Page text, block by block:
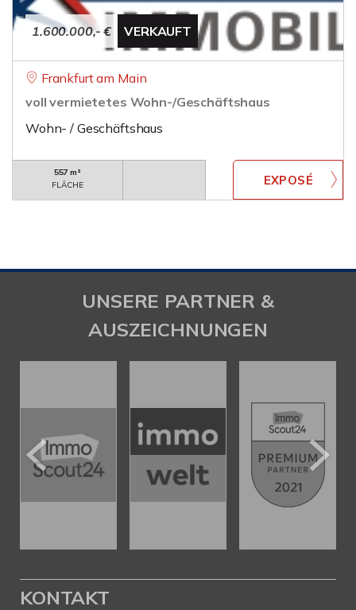
1.600.000,- € VERKAUFT
Frankfurt am Main
voll vermietetes Wohn-/Geschäftshaus
Wohn- / Geschäftshaus
557 m²
FLÄCHE
UNSERE PARTNER &
AUSZEICHNUNGEN
KONTAKT